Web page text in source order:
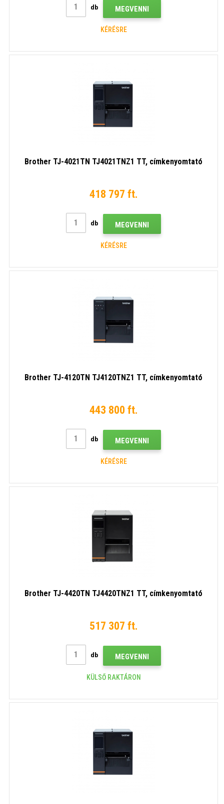
db MEGVENNI
KÉRÉSRE
Brother TJ-4021TN TJ4021TNZ1 TT, címkenyomtató
418 797 ft.
db MEGVENNI
KÉRÉSRE
Brother TJ-4120TN TJ4120TNZ1 TT, címkenyomtató
443 800 ft.
db MEGVENNI
KÉRÉSRE
Brother TJ-4420TN TJ4420TNZ1 TT, címkenyomtató
517 307 ft.
db MEGVENNI
KÜLSŐ RAKTÁRON